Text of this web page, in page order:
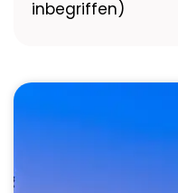
inbegriffen)